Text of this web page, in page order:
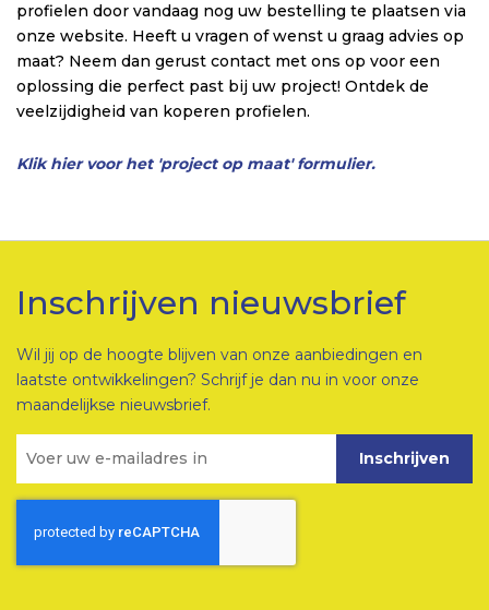
profielen door vandaag nog uw bestelling te plaatsen via
onze website. Heeft u vragen of wenst u graag advies op
maat? Neem dan gerust contact met ons op voor een
oplossing die perfect past bij uw project! Ontdek de
veelzijdigheid van koperen profielen.
Klik hier voor het 'project op maat' formulier.
Inschrijven nieuwsbrief
Wil jij op de hoogte blijven van onze aanbiedingen en
laatste ontwikkelingen? Schrijf je dan nu in voor onze
maandelijkse nieuwsbrief.
Inschrijven